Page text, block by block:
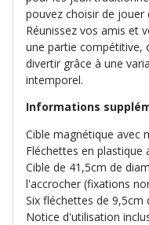
pouvez choisir de
Réunissez vos amis et
une partie compétitive,
divertir grâce à une
intemporel.
Informations
Cible magnétique avec
Fléchettes en plastique
Cible de 41,5cm de
l'accrocher (fixations
Six fléchettes de 9,5cm
Notice d'utilisation